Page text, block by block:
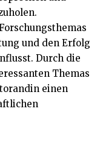
und den Erfolg
Durch die
Themas
einen